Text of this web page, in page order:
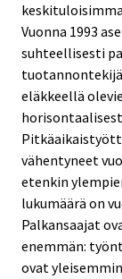
Vuonna 1993
suhteellisesti
eläkkeellä
vähentyneet
etenkin
lukumäärä on
Palkansaajat
enemmän:
ovat